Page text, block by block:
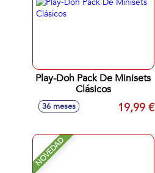
Play-Doh Pack De Minisets
Clásicos
36 meses 19,99 €
NOVEDAD